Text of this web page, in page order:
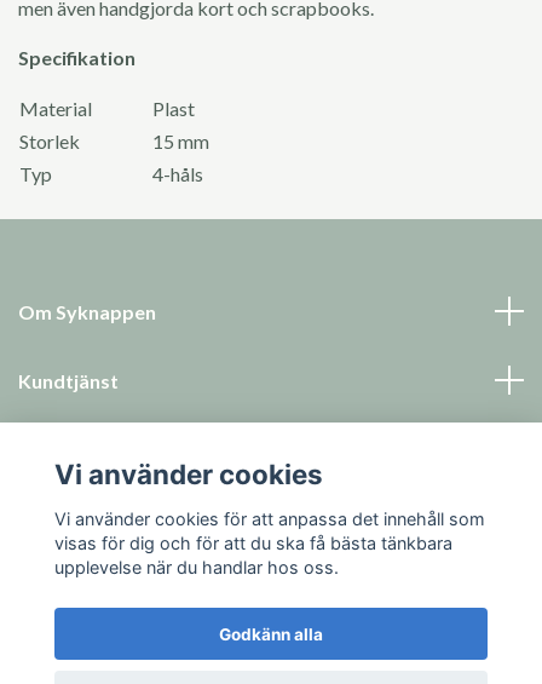
men även handgjorda kort och scrapbooks.
Specifikation
Material
Plast
Storlek
15 mm
Typ
4-håls
Om Syknappen
Kundtjänst
Sociala medier
Vi använder cookies
Vi använder cookies för att anpassa det innehåll som
visas för dig och för att du ska få bästa tänkbara
upplevelse när du handlar hos oss.
Godkänn alla